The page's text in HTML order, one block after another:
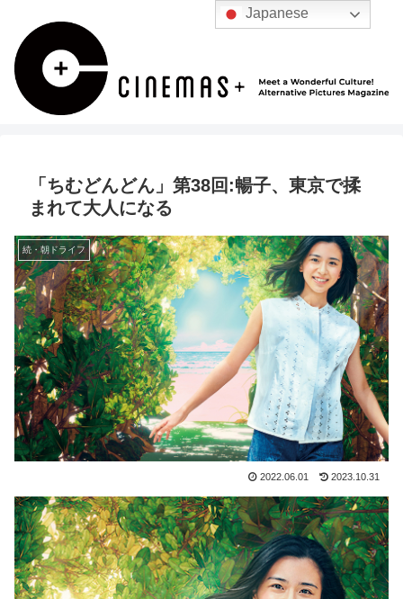
「ちむどんどん」第38回:暢子、東京で揉
まれて大人になる
続・朝ドライフ
2022.06.01 2023.10.31
Japanese